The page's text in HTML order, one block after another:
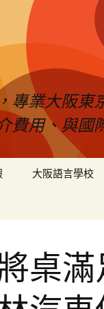
專業大阪
費用、與國
大阪語言學校
桌